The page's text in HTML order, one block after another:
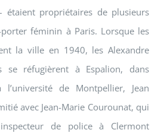
étaient propriétaires de plusieurs
féminin à Paris. Lorsque les
la ville en 1940, les Alexandre
réfugièrent à Espalion, dans
l’université de Montpellier, Jean
avec Jean-Marie Courounat, qui
de police à Clermont